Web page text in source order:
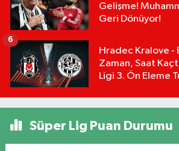
Gelişme!
Geri Dönüyor!
Hradec Kralove -
Zaman, Saat
Ligi 3. Ön Eleme
6
Süper Lig Puan Durumu